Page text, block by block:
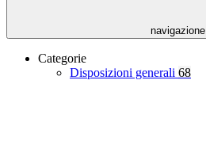
navigazione
Categorie
Disposizioni generali 68